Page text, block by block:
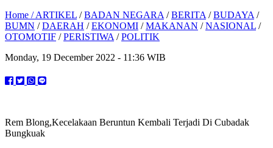
Home /ARTIKEL /BADAN NEGARA /BERITA /BUDAYA /
BUMN /DAERAH /EKONOMI /MAKANAN /NASIONAL /
OTOMOTIF /PERISTIWA /POLITIK
Monday, 19 December 2022 - 11:36 WIB
Rem Blong,Kecelakaan Beruntun Kembali Terjadi Di Cubadak
Bungkuak